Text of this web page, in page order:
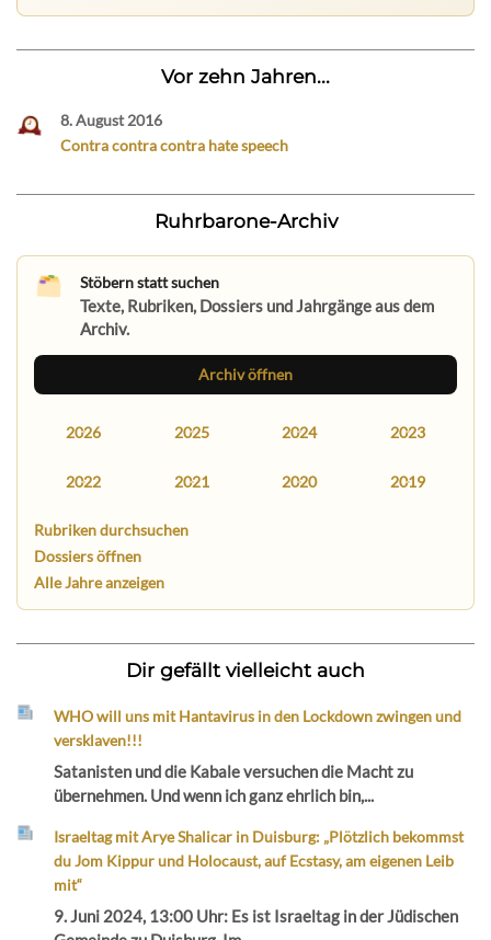
Vor zehn Jahren...
8. August 2016
Contra contra contra hate speech
Ruhrbarone-Archiv
Stöbern statt suchen
Texte, Rubriken, Dossiers und Jahrgänge aus dem
Archiv.
Archiv öffnen
2026 2025 2024 2023
2022 2021 2020 2019
Rubriken durchsuchen
Dossiers öffnen
Alle Jahre anzeigen
Dir gefällt vielleicht auch
WHO will uns mit Hantavirus in den Lockdown zwingen und
versklaven!!!
Satanisten und die Kabale versuchen die Macht zu
übernehmen. Und wenn ich ganz ehrlich bin,...
Israeltag mit Arye Shalicar in Duisburg: „Plötzlich bekommst
du Jom Kippur und Holocaust, auf Ecstasy, am eigenen Leib
mit“
9. Juni 2024, 13:00 Uhr: Es ist Israeltag in der Jüdischen